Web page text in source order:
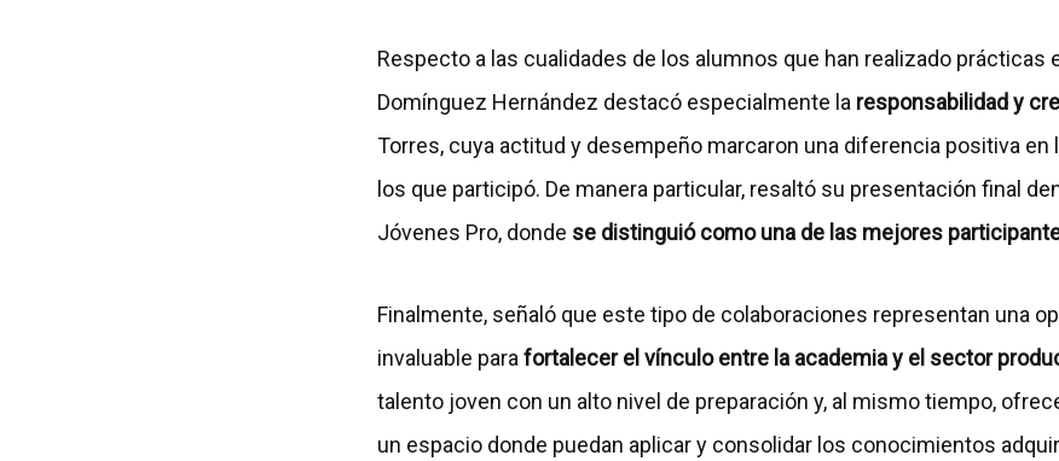
Respecto a las cualidades de los alumnos que han realizado prácticas
Domínguez Hernández destacó especialmente la responsabilidad y
Torres, cuya actitud y desempeño marcaron una diferencia positiva en
los que participó. De manera particular, resaltó su presentación final
Jóvenes Pro, donde se distinguió como una de las mejores
Finalmente, señaló que este tipo de colaboraciones representan una
invaluable parafortalecer el vínculo entre la academia y el sector
talento joven con un alto nivel de preparación y, al mismo tiempo,
un espacio donde puedan aplicar y consolidar los conocimientos